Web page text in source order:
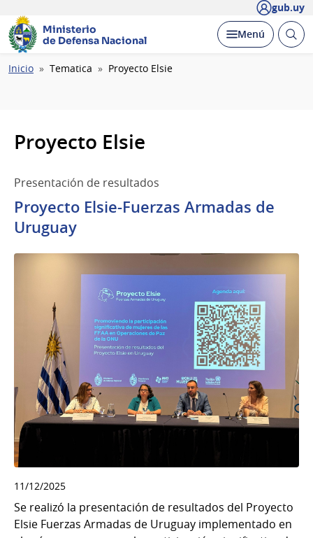
gub.uy
Ministerio
de Defensa Nacional
Desplegar
Menú Abrir
Ruta
Inicio Tematica Proyecto Elsie
Proyecto Elsie
Presentación de resultados
Proyecto Elsie-Fuerzas Armadas de
Uruguay
11/12/2025
Se realizó la presentación de resultados del Proyecto
Elsie Fuerzas Armadas de Uruguay implementado en